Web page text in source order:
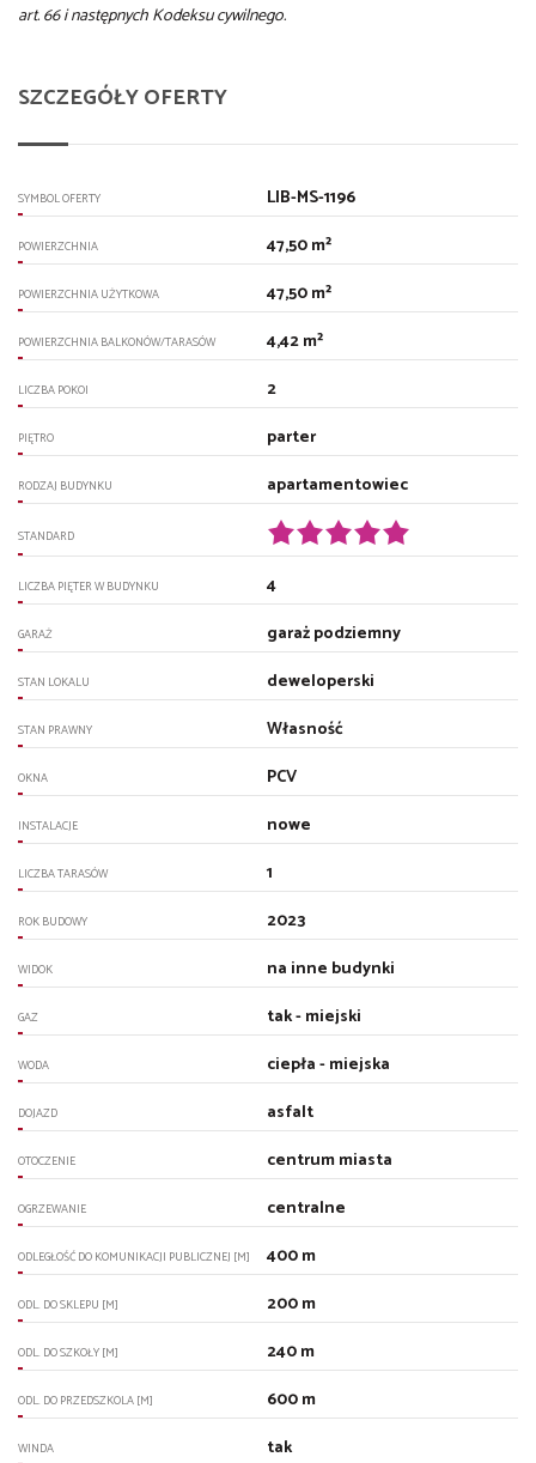
art. 66 i następnych Kodeksu cywilnego.
SZCZEGÓŁY OFERTY
SYMBOL OFERTY LIB-MS-1196
POWIERZCHNIA 47,50 m²
POWIERZCHNIA UŻYTKOWA 47,50 m²
POWIERZCHNIA BALKONÓW/TARASÓW 4,42 m²
LICZBA POKOI 2
PIĘTRO parter
RODZAJ BUDYNKU apartamentowiec
STANDARD
LICZBA PIĘTER W BUDYNKU 4
GARAŻ garaż podziemny
STAN LOKALU deweloperski
STAN PRAWNY Własność
OKNA PCV
INSTALACJE nowe
LICZBA TARASÓW 1
ROK BUDOWY 2023
WIDOK na inne budynki
GAZ tak - miejski
WODA ciepła - miejska
DOJAZD asfalt
OTOCZENIE centrum miasta
OGRZEWANIE centralne
ODLEGŁOŚĆ DO KOMUNIKACJI PUBLICZNEJ [M] 400 m
ODL. DO SKLEPU [M] 200 m
ODL. DO SZKOŁY [M] 240 m
ODL. DO PRZEDSZKOLA [M] 600 m
WINDA tak